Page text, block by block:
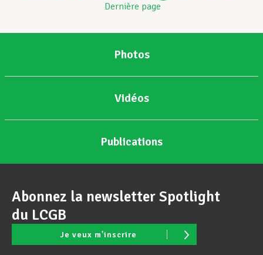
Dernière page
Photos
Vidéos
Publications
Abonnez la newsletter Spotlight
du LCGB
Je veux m'inscrire